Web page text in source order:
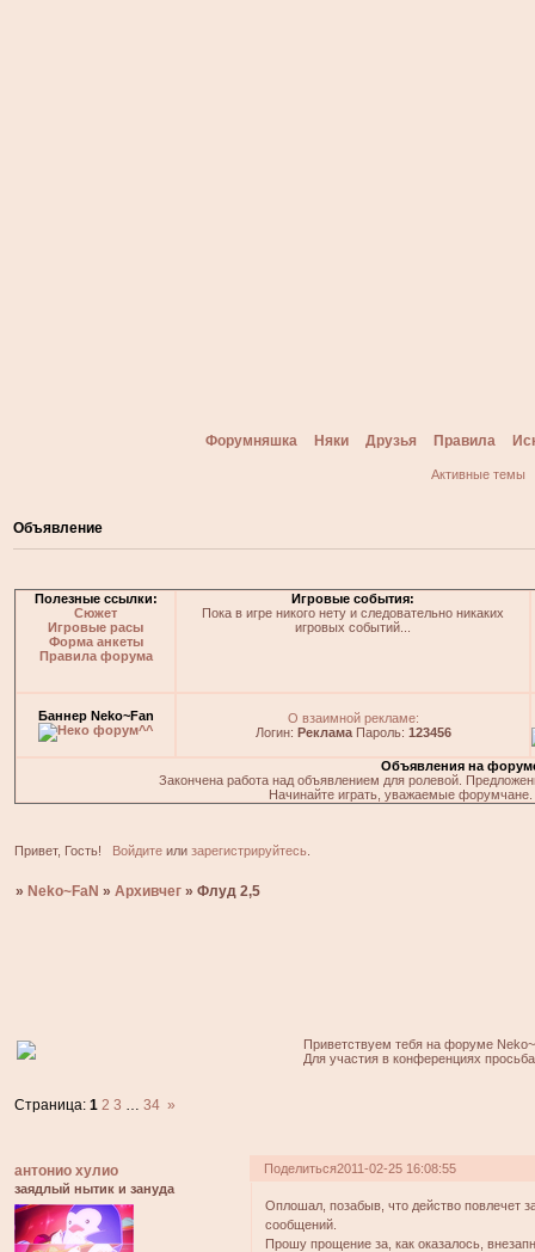
Форумняшка Няки Друзья Правила
Активные темы
Объявление
Полезные ссылки:
Сюжет
Игровые расы
Форма анкеты
Правила форума
Игровые события:
Пока в игре никого нету и следовательно никаких
игровых событий...
Баннер Neko~Fan
О взаимной рекламе:
Логин: РекламаПароль: 123456
Объявления на
Закончена работа над объявлением для ролевой.
Начинайте играть, уважаемые
Привет, Гость! Войдитеили зарегистрируйтесь.
» Neko~FaN »Архивчег »Флуд 2,5
Приветствуем тебя на форуме
Для участия в конференциях
Страница:1 2 3 … 34 »
Поделиться2011-02-25 16:08:55
антонио хулио
заядлый нытик и зануда
Оплошал, позабыв, что действо повлечет
сообщений.
Прошу прощение за, как оказалось,